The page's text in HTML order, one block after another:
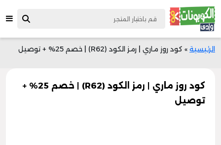
الرئيسية » كود روز ماري | رمز الكود (R62) | خصم 25% + توصيل
كود روز ماري | رمز الكود (R62) | خصم 25% +
توصيل